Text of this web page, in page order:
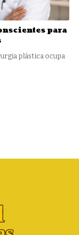
para
plástica ocupa